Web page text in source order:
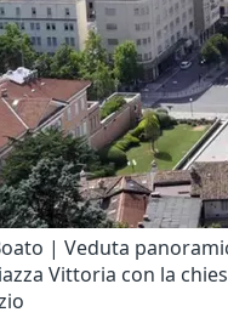
| Veduta
Vittoria con la